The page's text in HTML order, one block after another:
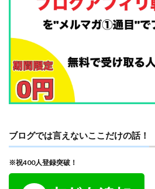
ブログでは言えないここだけの話！
※祝400人登録突破！